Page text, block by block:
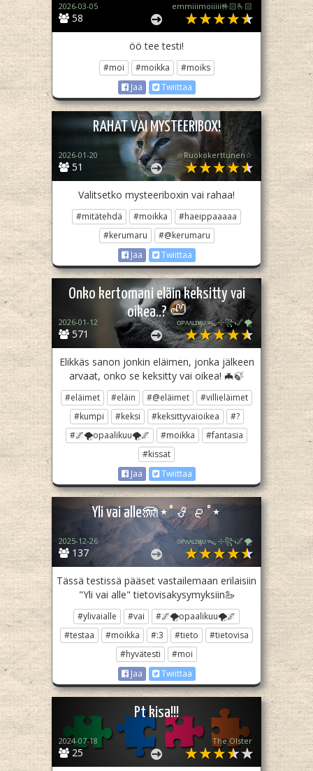
58
2026-03-05 emmiiimoiiiii🤟🏻🫰🏻
öö tee testi!
#moi #moikka
#moiks
Jaa
Twiittaa
RAHAT VAI MYSTEERIBOX!
51
2026-01-20 ☆Ruokokerttunen☆
Valitsetko mysteeriboxin vai rahaa!
#mitätehdä #moikka
#haeippaaaaa
#kerumaru
#@kerumaru
Jaa
Twiittaa
Onko kertomani eläin keksitty vai
oikea..? 🦥
571
2026-01-12 ᴏᴘᴀᴀʟɪӄᴜᴜᯓ₊ ⊹꧂🌌🌪
Elikkäs sanon jonkin eläimen, jonka jälkeen
arvaat, onko se keksitty vai oikea! 🦇🍃
#eläimet #eläin #@eläimet
#villieläimet
#kumpi
#keksi #keksittyvaioikea
#?
#🌌🌪opaalikuu🌪🌌
#moikka
#fantasia
#kissat
Jaa
Twiittaa
Yli vai alle🪼⋆˚𝜗𝜚˚⋆
137
2025-12-26 ᴏᴘᴀᴀʟɪӄᴜᴜᯓ₊ ⊹꧂🌌🌪
Tässä testissä pääset vastailemaan erilaisiin
"Yli vai alle" tietovisakysymyksiin🦢
#ylivaialle #vai
#🌌🌪opaalikuu🌪🌌
#testaa
#moikka #:3 #tieto
#tietovisa
#hyvätesti
#moi
Jaa
Twiittaa
Pt kisa!!!
25
2024-07-18 The Olster